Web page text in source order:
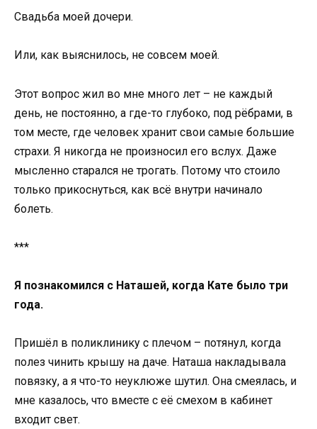
Свадьба моей дочери.
Или, как выяснилось, не совсем моей.
Этот вопрос жил во мне много лет – не каждый
день, не постоянно, а где-то глубоко, под рёбрами, в
том месте, где человек хранит свои самые большие
страхи. Я никогда не произносил его вслух. Даже
мысленно старался не трогать. Потому что стоило
только прикоснуться, как всё внутри начинало
болеть.
***
Я познакомился с Наташей, когда Кате было три
года.
Пришёл в поликлинику с плечом – потянул, когда
полез чинить крышу на даче. Наташа накладывала
повязку, а я что-то неуклюже шутил. Она смеялась, и
мне казалось, что вместе с её смехом в кабинет
входит свет.